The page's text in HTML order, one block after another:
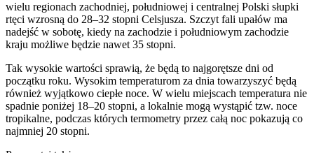
wielu regionach zachodniej, południowej i centralnej Polski słupki
rtęci wzrosną do 28–32 stopni Celsjusza. Szczyt fali upałów ma
nadejść w sobotę, kiedy na zachodzie i południowym zachodzie
kraju możliwe będzie nawet 35 stopni.
Tak wysokie wartości sprawią, że będą to najgorętsze dni od
początku roku. Wysokim temperaturom za dnia towarzyszyć będą
również wyjątkowo ciepłe noce. W wielu miejscach temperatura nie
spadnie poniżej 18–20 stopni, a lokalnie mogą wystąpić tzw. noce
tropikalne, podczas których termometry przez całą noc pokazują co
najmniej 20 stopni.